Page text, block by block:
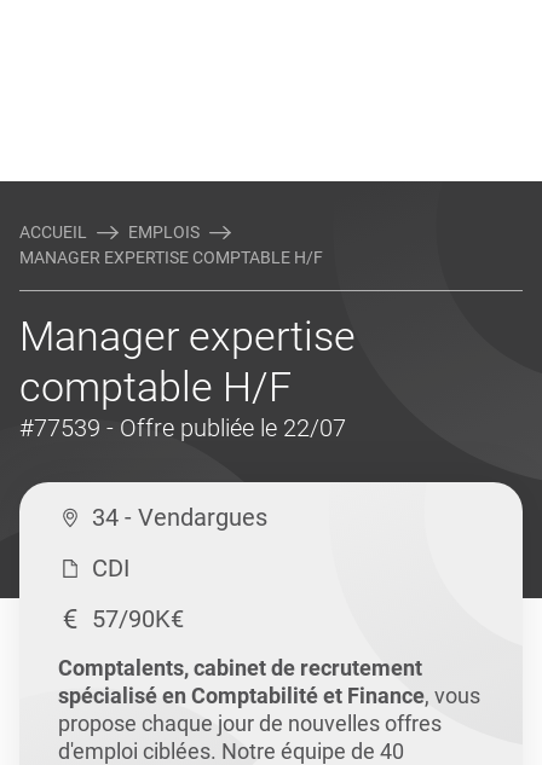
ACCUEIL
EMPLOIS
MANAGER EXPERTISE COMPTABLE H/F
Manager expertise
comptable H/F
#77539 - Offre publiée le 22/07
34 - Vendargues
CDI
57/90K€
Comptalents, cabinet de recrutement
spécialisé en Comptabilité et Finance, vous
propose chaque jour de nouvelles offres
d'emploi ciblées. Notre équipe de 40